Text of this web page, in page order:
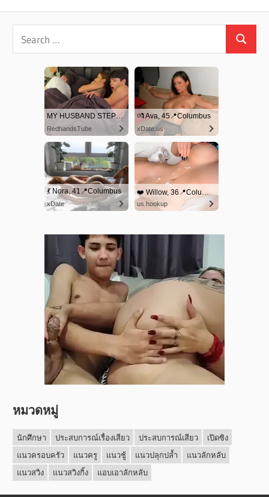
navigation
หมวดหมู่
นักศึกษา ประสบการณ์เรื่องเสียว ประสบการณ์เสียว
เปิดซิง
แนวครอบครัว
แนวครู แนวชู้ แนวปลุกปล้ำ
แนวลักหลับ
แนวสวิง
แนวสวิงกิ้ง แอบเอาลักหลับ